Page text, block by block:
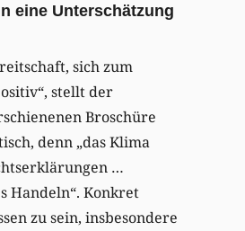
eine Unterschätzung
sich zum
stellt der
Broschüre
denn „das Klima
…
Handeln“. Konkret
zu sein, insbesondere